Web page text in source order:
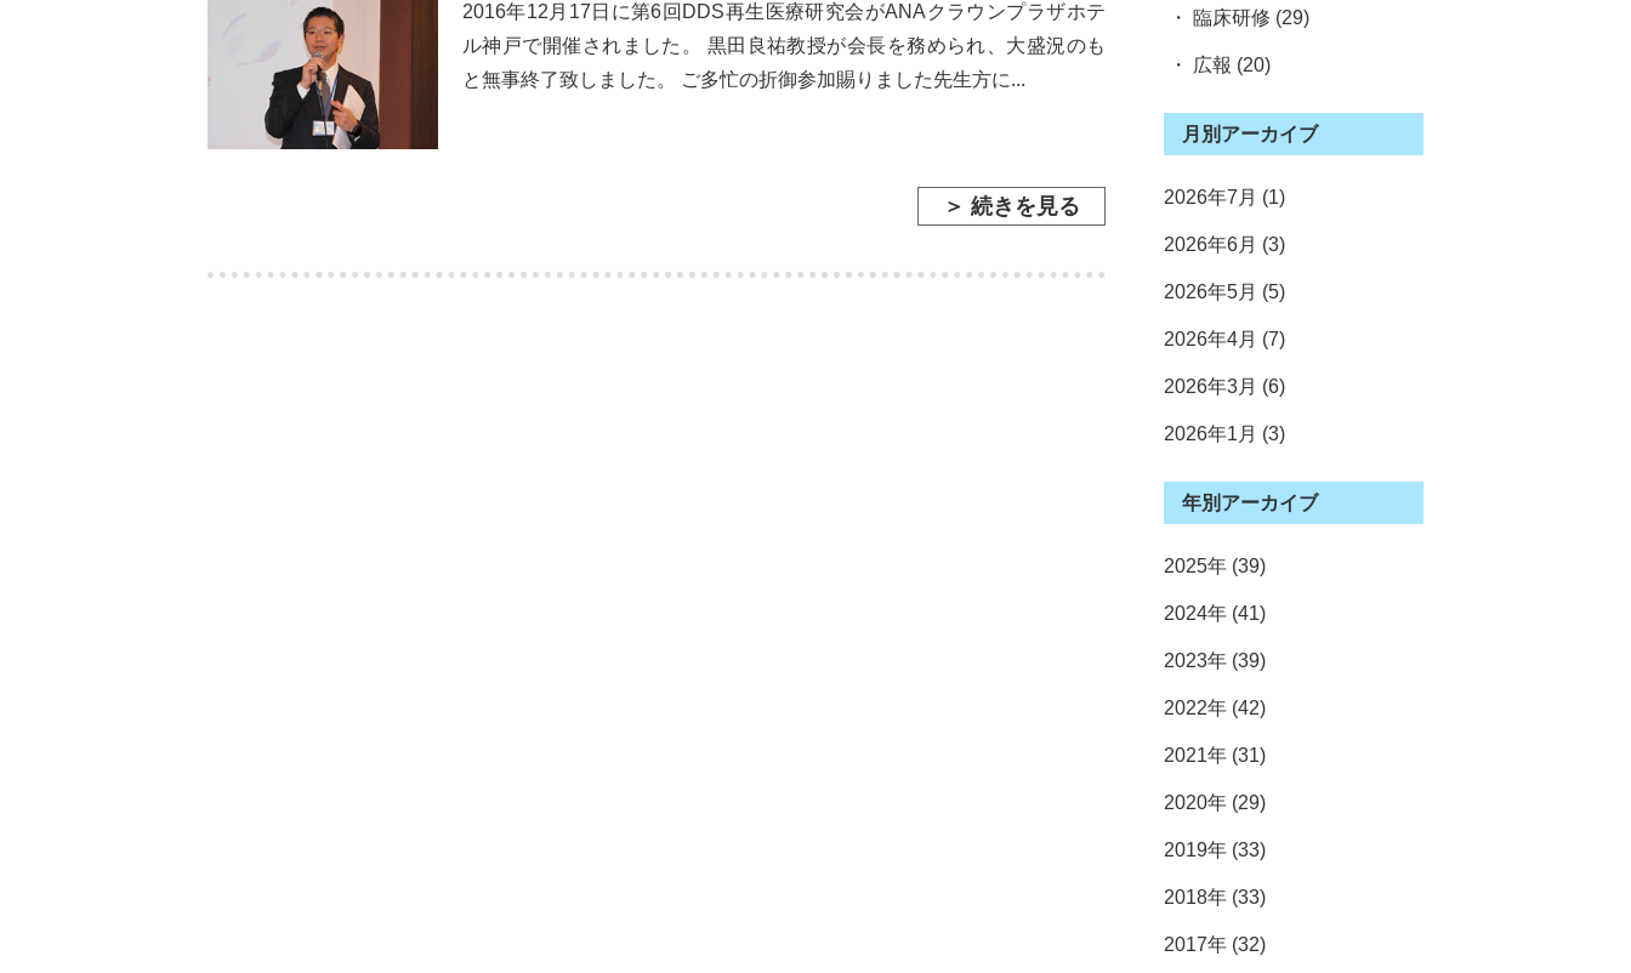
・ 臨床研修 (29)
・ 広報 (20)
月別アーカイブ
2026年7月 (1)
2026年6月 (3)
2026年5月 (5)
2026年4月 (7)
2026年3月 (6)
2026年1月 (3)
2025年12月 (4)
2025年11月 (3)
2025年10月 (4)
2025年9月 (2)
2025年7月 (3)
2025年6月 (3)
2025年5月 (5)
2025年4月 (3)
2025年3月 (4)
2025年2月 (4)
2025年1月 (4)
2024年12月 (2)
2024年11月 (1)
2024年10月 (9)
2024年9月 (2)
2024年8月 (1)
2024年7月 (7)
2024年6月 (3)
2024年5月 (2)
2024年4月 (10)
2024年3月 (1)
2024年2月 (2)
2024年1月 (1)
2023年12月 (4)
2023年11月 (4)
2023年10月 (2)
2023年9月 (2)
2023年8月 (2)
2023年7月 (4)
2023年5月 (7)
2023年4月 (5)
2023年3月 (5)
2023年2月 (2)
2023年1月 (2)
2022年12月 (2)
2022年11月 (4)
2022年10月 (4)
2022年9月 (4)
2022年7月 (3)
2022年6月 (3)
2022年5月 (3)
2022年4月 (9)
2022年3月 (4)
2022年2月 (3)
2022年1月 (3)
2021年12月 (2)
2021年11月 (2)
2021年10月 (2)
2021年9月 (1)
2021年8月 (2)
2021年7月 (4)
2021年6月 (2)
2021年5月 (7)
2021年4月 (6)
2021年3月 (1)
2021年1月 (2)
2020年12月 (3)
2020年11月 (6)
2020年10月 (1)
2020年9月 (5)
2020年8月 (1)
2020年7月 (2)
2020年6月 (2)
2020年5月 (4)
2020年4月 (1)
2020年2月 (2)
2020年1月 (2)
2019年12月 (3)
2019年11月 (2)
2019年10月 (1)
2019年9月 (3)
2019年8月 (1)
2019年7月 (2)
2019年6月 (3)
2019年5月 (6)
2019年4月 (5)
2019年3月 (3)
2019年2月 (3)
2019年1月 (1)
2018年12月 (2)
2018年11月 (5)
2018年10月 (2)
2018年9月 (3)
2018年7月 (1)
2018年6月 (5)
2018年5月 (7)
2018年4月 (4)
2018年3月 (1)
2018年2月 (2)
2018年1月 (1)
2017年12月 (2)
2017年11月 (3)
2017年10月 (4)
2017年9月 (3)
2017年8月 (1)
2017年7月 (3)
2017年6月 (6)
2017年5月 (4)
2017年4月 (3)
2017年3月 (2)
2017年2月 (1)
2016年12月 (1)
2016年11月 (1)
2016年10月 (2)
2016年9月 (4)
2016年8月 (1)
2016年7月 (4)
2016年6月 (3)
2016年5月 (4)
2016年4月 (4)
年別アーカイブ
2025年 (39)
2024年 (41)
2023年 (39)
2022年 (42)
2021年 (31)
2020年 (29)
2019年 (33)
2018年 (33)
2017年 (32)
2016年12月17日に第6回DDS再生医療研究会がANAクラウンプラザホテ
ル神戸で開催されました。 黒田良祐教授が会長を務められ、大盛況のも
と無事終了致しました。 ご多忙の折御参加賜りました先生方に...
＞ 続きを見る